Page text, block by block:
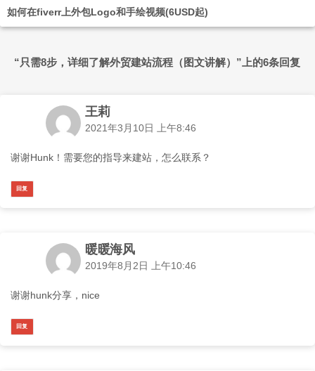
如何在fiverr上外包Logo和手绘视频(6USD起)
“只需8步，详细了解外贸建站流程（图文讲解）”上的6条回复
王莉
2021年3月10日 上午8:46
谢谢Hunk！需要您的指导来建站，怎么联系？
回复
暖暖海风
2019年8月2日 上午10:46
谢谢hunk分享，nice
回复